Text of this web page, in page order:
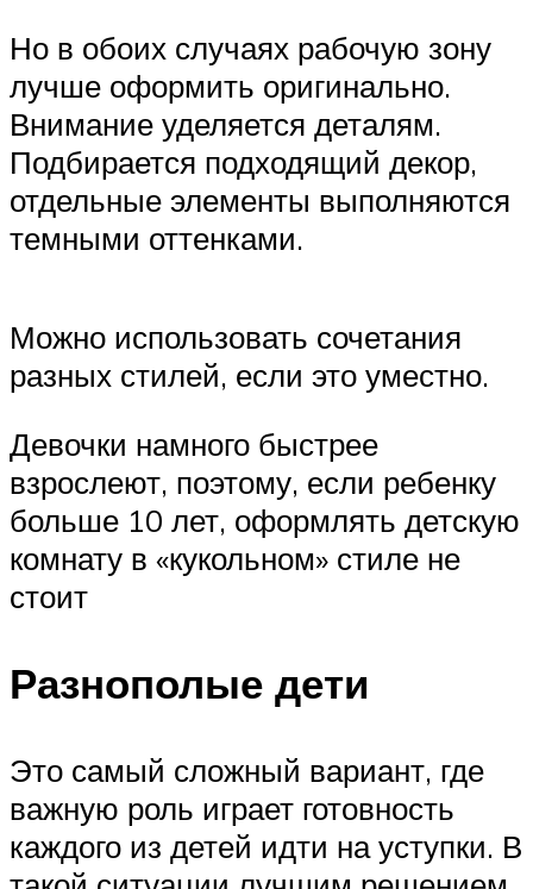
Но в обоих случаях рабочую зону
лучше оформить оригинально.
Внимание уделяется деталям.
Подбирается подходящий декор,
отдельные элементы выполняются
темными оттенками.
Можно использовать сочетания
разных стилей, если это уместно.
Девочки намного быстрее
взрослеют, поэтому, если ребенку
больше 10 лет, оформлять детскую
комнату в «кукольном» стиле не
стоит
Разнополые дети
Это самый сложный вариант, где
важную роль играет готовность
каждого из детей идти на уступки. В